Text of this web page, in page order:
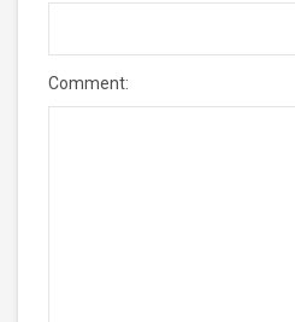
Comment: